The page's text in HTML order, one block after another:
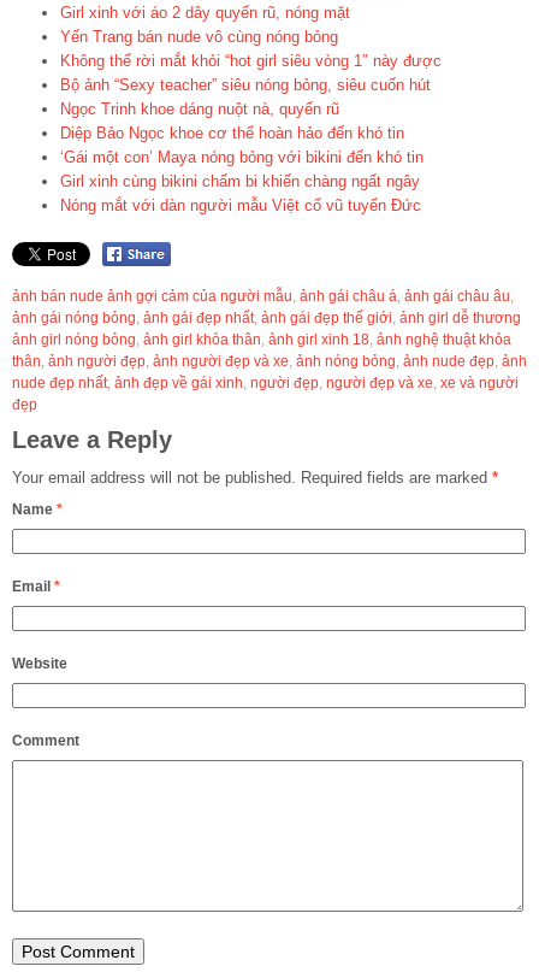
Girl xinh với áo 2 dây quyến rũ, nóng mặt
Yến Trang bán nude vô cùng nóng bỏng
Không thể rời mắt khỏi “hot girl siêu vòng 1″ này được
Bộ ảnh “Sexy teacher” siêu nóng bỏng, siêu cuốn hút
Ngọc Trinh khoe dáng nuột nà, quyến rũ
Diệp Bảo Ngọc khoe cơ thể hoàn hảo đến khó tin
‘Gái một con’ Maya nóng bỏng với bikini đến khó tin
Girl xinh cùng bikini chấm bi khiến chàng ngất ngây
Nóng mắt với dàn người mẫu Việt cổ vũ tuyển Đức
ảnh bán nude ảnh gợi cảm của người mẫu, ảnh gái châu á, ảnh gái châu âu,
ảnh gái nóng bỏng, ảnh gái đẹp nhất, ảnh gái đẹp thế giới, ảnh girl dễ thương
ảnh girl nóng bỏng, ảnh girl khỏa thân, ảnh girl xinh 18, ảnh nghệ thuật khỏa
thân, ảnh người đẹp, ảnh người đẹp và xe, ảnh nóng bỏng, ảnh nude đẹp, ảnh
nude đẹp nhất, ảnh đẹp về gái xinh, người đẹp, người đẹp và xe, xe và người
đẹp
Leave a Reply
Your email address will not be published. Required fields are marked *
Name *
Email *
Website
Comment